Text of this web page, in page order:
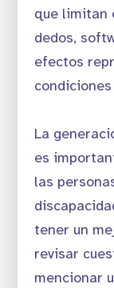
que limitan
dedos,
efectos
La
es
las
tener un
revisar
mencionar